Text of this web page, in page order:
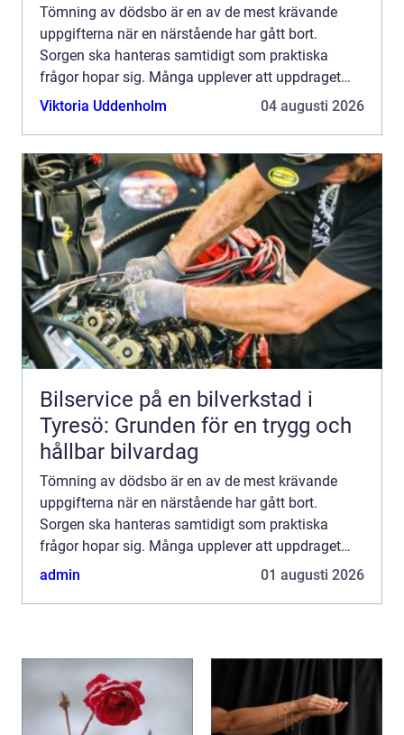
Tömning av dödsbo är en av de mest krävande
uppgifterna när en närstående har gått bort.
Sorgen ska hanteras samtidigt som praktiska
frågor hopar sig. Många upplever att uppdraget
känns övermäktigt, både känslomässigt och rent
Viktoria Uddenholm 04 augusti 2026
Bilservice på en bilverkstad i
Tyresö: Grunden för en trygg och
hållbar bilvardag
Tömning av dödsbo är en av de mest krävande
uppgifterna när en närstående har gått bort.
Sorgen ska hanteras samtidigt som praktiska
frågor hopar sig. Många upplever att uppdraget
känns övermäktigt, både känslomässigt och rent
admin 01 augusti 2026